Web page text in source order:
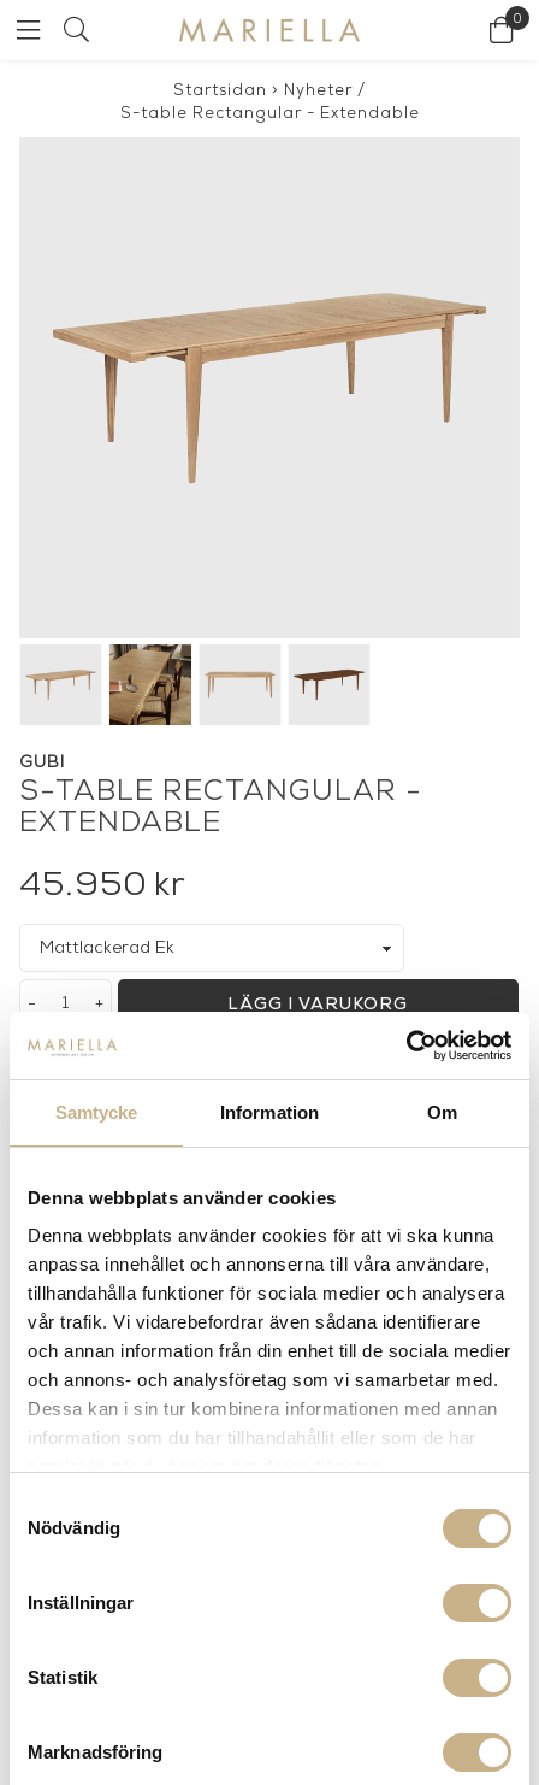
Samtycke Information Om
Denna webbplats använder cookies
Denna webbplats använder cookies för att vi ska kunna
anpassa innehållet och annonserna till våra användare,
tillhandahålla funktioner för sociala medier och analysera
vår trafik. Vi vidarebefordrar även sådana identifierare
och annan information från din enhet till de sociala medier
och annons- och analysföretag som vi samarbetar med.
Dessa kan i sin tur kombinera informationen med annan
information som du har tillhandahållit eller som de har
Nödvändig
Inställningar
Statistik
Marknadsföring
0
Startsidan > Nyheter /
S-table Rectangular - Extendable
GUBI
S-TABLE RECTANGULAR -
EXTENDABLE
45.950 kr
+
- LÄGG I VARUKORG
Lagerstatus:
Leverans inom 3-5 arbetsdagar på lagervaror
Fri frakt på mindra varor vid köp över 1000:-
900:- i frakt vid köp av större möbler
Hämta i butik
FRÅGA OSS OM PRODUKTEN
BESKRIVNING
PRODUKTVARIANTER